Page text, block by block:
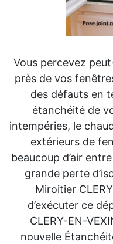
Vous percevez
près de vos
des défauts en
étanchéité de
intempéries, le
extérieurs de
beaucoup d’air
grande perte
Miroitier
d’exécuter ce
CLERY-EN-
nouvelle